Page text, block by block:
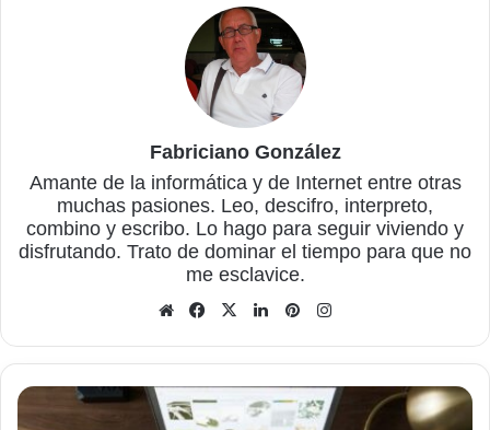
Fabriciano González
Amante de la informática y de Internet entre otras
muchas pasiones. Leo, descifro, interpreto,
combino y escribo. Lo hago para seguir viviendo y
disfrutando. Trato de dominar el tiempo para que no
me esclavice.
Sitio
Facebook
X LinkedInPinterest
Lo